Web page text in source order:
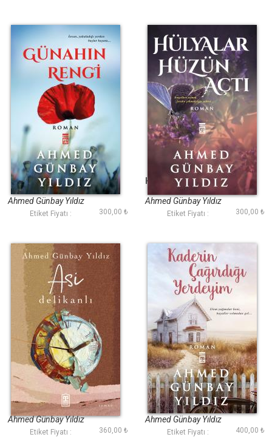
Günahın Rengi
Ahmed Günbay Yıldız
Etiket Fiyatı : 300,00 ₺
Hülyalar Hüzün Açtı
Ahmed Günbay Yıldız
Etiket Fiyatı : 300,00 ₺
Asi Delikanlı
Ahmed Günbay Yıldız
Etiket Fiyatı : 360,00 ₺
Kaderin Çağırdığı
Yerdeyim
Ahmed Günbay Yıldız
Etiket Fiyatı : 400,00 ₺